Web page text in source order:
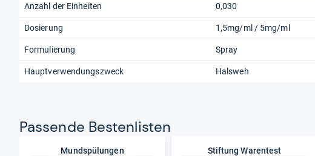
Anzahl der Einheiten 0,030
Dosierung 1,5mg/ml / 5mg/ml
Formulierung Spray
Hauptverwendungszweck Halsweh
Pas­sende Bes­ten­lis­ten
Mundspülungen Stiftung Warentest